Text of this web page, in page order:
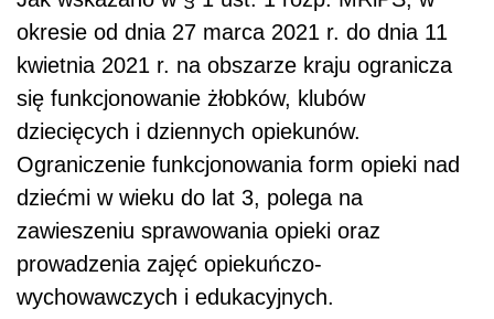
okresie od dnia 27 marca 2021 r. do dnia 11
kwietnia 2021 r. na obszarze kraju ogranicza
się funkcjonowanie żłobków, klubów
dziecięcych i dziennych opiekunów.
Ograniczenie funkcjonowania form opieki nad
dziećmi w wieku do lat 3, polega na
zawieszeniu sprawowania opieki oraz
prowadzenia zajęć opiekuńczo-
wychowawczych i edukacyjnych.